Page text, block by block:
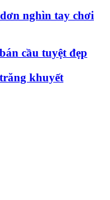
nghìn tay chơi
cầu tuyệt đẹp
khuyết